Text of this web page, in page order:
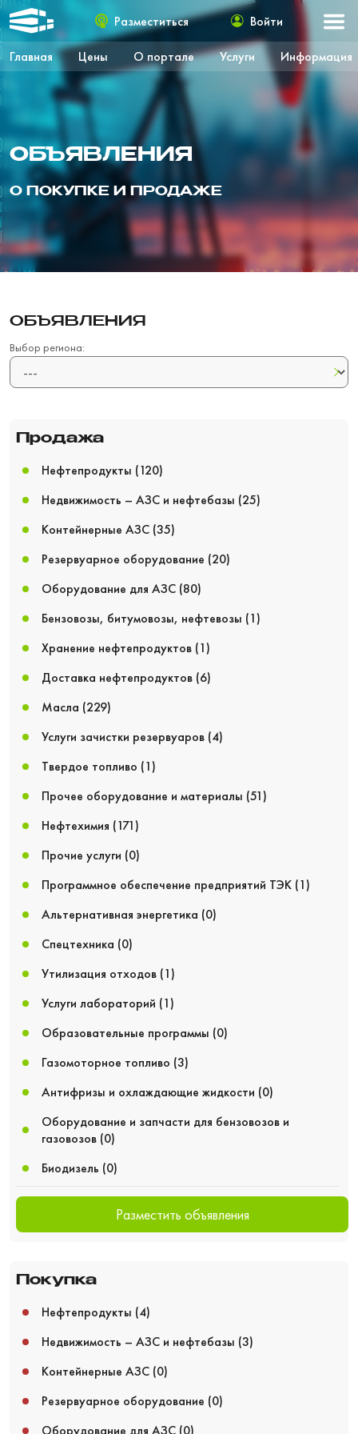
Главная Цены О портале Услуги Информация
Разместиться Войти
ОБЪЯВЛЕНИЯ
О ПОКУПКЕ И ПРОДАЖЕ
ОБЪЯВЛЕНИЯ
Выбор региона:
Продажа
Разместить объявления
Нефтепродукты (120)
Недвижимость – АЗС и нефтебазы (25)
Контейнерные АЗС (35)
Резервуарное оборудование (20)
Оборудование для АЗС (80)
Бензовозы, битумовозы, нефтевозы (1)
Хранение нефтепродуктов (1)
Доставка нефтепродуктов (6)
Масла (229)
Услуги зачистки резервуаров (4)
Твердое топливо (1)
Прочее оборудование и материалы (51)
Нефтехимия (171)
Прочие услуги (0)
Программное обеспечение предприятий ТЭК (1)
Альтернативная энергетика (0)
Спецтехника (0)
Утилизация отходов (1)
Услуги лабораторий (1)
Образовательные программы (0)
Газомоторное топливо (3)
Антифризы и охлаждающие жидкости (0)
Оборудование и запчасти для бензовозов и
газовозов (0)
Биодизель (0)
Покупка
Нефтепродукты (4)
Недвижимость – АЗС и нефтебазы (3)
Контейнерные АЗС (0)
Резервуарное оборудование (0)
Оборудование для АЗС (0)